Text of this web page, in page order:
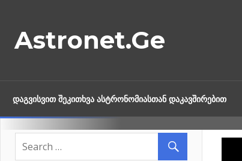
content
Astronet.Ge
ᲓᲐᲒᲕᲘᲡᲕᲘᲗ ᲨᲔᲙᲘᲗᲮᲕᲐ ᲐᲡᲢᲠᲝᲜᲝᲛᲘᲐᲡᲗᲐᲜ ᲓᲐᲙᲐᲕᲨᲘᲠᲔᲑᲘᲗ